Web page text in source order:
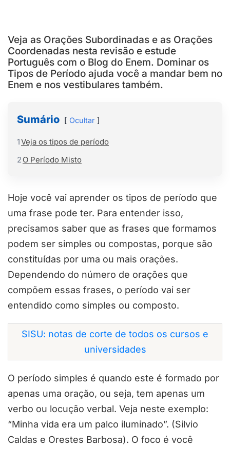
Veja as Orações Subordinadas e as Orações
Coordenadas nesta revisão e estude
Português com o Blog do Enem. Dominar os
Tipos de Período ajuda você a mandar bem no
Enem e nos vestibulares também.
Sumário Ocultar
1Veja os tipos de período
2 O Período Misto
Hoje você vai aprender os tipos de período que
uma frase pode ter. Para entender isso,
precisamos saber que as frases que formamos
podem ser simples ou compostas, porque são
constituídas por uma ou mais orações.
Dependendo do número de orações que
compõem essas frases, o período vai ser
entendido como simples ou composto.
SISU: notas de corte de todos os cursos e
universidades
O período simples é quando este é formado por
apenas uma oração, ou seja, tem apenas um
verbo ou locução verbal. Veja neste exemplo:
“Minha vida era um palco iluminado”. (Silvio
Caldas e Orestes Barbosa). O foco é você